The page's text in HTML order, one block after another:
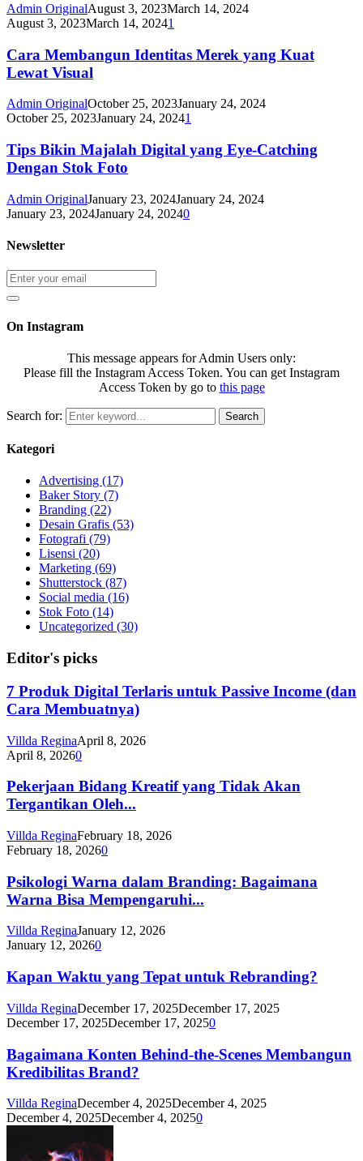
Admin OriginalAugust 3, 2023March 14, 2024
August 3, 2023March 14, 20241
Cara Membangun Identitas Merek yang Kuat
Lewat Visual
Admin OriginalOctober 25, 2023January 24, 2024
October 25, 2023January 24, 20241
Tips Bikin Majalah Digital yang Eye-Catching
Dengan Stok Foto
Admin OriginalJanuary 23, 2024January 24, 2024
January 23, 2024January 24, 20240
Newsletter
On Instagram
This message appears for Admin Users only:
Please fill the Instagram Access Token. You can get Instagram
Access Token by go to this page
Search for: Search
Kategori
Advertising (17)
Baker Story (7)
Branding (22)
Desain Grafis (53)
Fotografi (79)
Lisensi (20)
Marketing (69)
Shutterstock (87)
Social media (16)
Stok Foto (14)
Uncategorized (30)
Editor's picks
7 Produk Digital Terlaris untuk Passive Income (dan
Cara Membuatnya)
Villda ReginaApril 8, 2026
April 8, 20260
Pekerjaan Bidang Kreatif yang Tidak Akan
Tergantikan Oleh...
Villda ReginaFebruary 18, 2026
February 18, 20260
Psikologi Warna dalam Branding: Bagaimana
Warna Bisa Mempengaruhi...
Villda ReginaJanuary 12, 2026
January 12, 20260
Kapan Waktu yang Tepat untuk Rebranding?
Villda ReginaDecember 17, 2025December 17, 2025
December 17, 2025December 17, 20250
Bagaimana Konten Behind-the-Scenes Membangun
Kredibilitas Brand?
Villda ReginaDecember 4, 2025December 4, 2025
December 4, 2025December 4, 20250